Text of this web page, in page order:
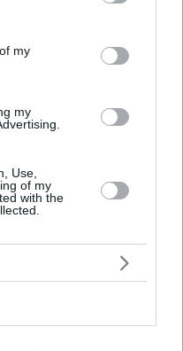
its third-party tags to
in below Google
my
my
Use,
of my
with the